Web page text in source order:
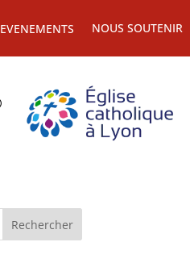
EVENEMENTS NOUS SOUTENIR